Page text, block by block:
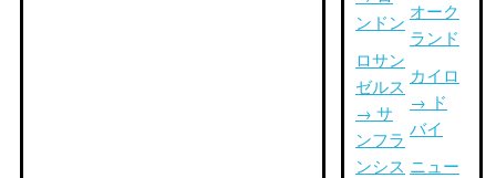
ンドン
ロサン
ゼルス
→ サ
ンフラ
ンシス
オーク
ランド
カイロ
→ ド
バイ
ニュー